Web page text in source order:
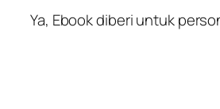
Ya, Ebook diberi untuk